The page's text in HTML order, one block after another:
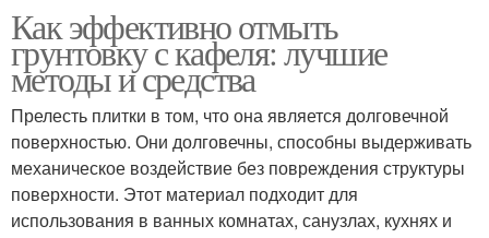
Как эффективно отмыть
грунтовку с кафеля: лучшие
методы и средства
Прелесть плитки в том, что она является долговечной
поверхностью. Они долговечны, способны выдерживать
механическое воздействие без повреждения структуры
поверхности. Этот материал подходит для
использования в ванных комнатах, санузлах, кухнях и